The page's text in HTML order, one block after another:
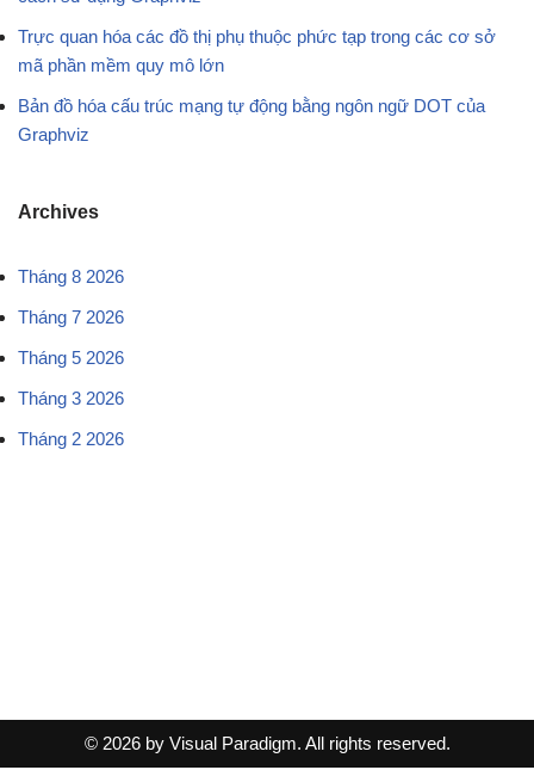
Trực quan hóa các đồ thị phụ thuộc phức tạp trong các cơ sở
mã phần mềm quy mô lớn
Bản đồ hóa cấu trúc mạng tự động bằng ngôn ngữ DOT của
Graphviz
Archives
Tháng 8 2026
Tháng 7 2026
Tháng 5 2026
Tháng 3 2026
Tháng 2 2026
© 2026 by Visual Paradigm. All rights reserved.